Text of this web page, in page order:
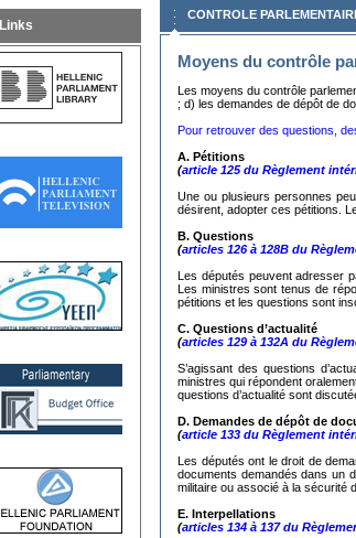
Links
CONTROLE
Moyens du contrôle
Les moyens du contrôle
; d) les demandes de dépôt de
Pour retrouver des questions,
A. Pétitions
(article 125 du Règlement
Une ou plusieurs personnes
désirent, adopter ces pétitions.
Β. Questions
(articles 126 à 128B du
Les députés peuvent adresser
Les ministres sont tenus de
pétitions et les questions sont
C. Questions d’actualité
(articles 129 à 132A du
S’agissant des questions
ministres qui répondent
questions d’actualité sont
D. Demandes de dépôt de
(article 133 du Règlement
Les députés ont le droit de
documents demandés dans un
militaire ou associé à la sécurité
Ε. Interpellations
(articles 134 à 137 du